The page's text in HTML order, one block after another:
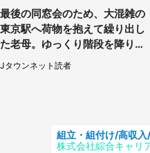
最後の同窓会のため、大混雑の
東京駅へ荷物を抱えて繰り出し
た老母。ゆっくり階段を降りて
たらスーツの男性が（東京都・
50代女性）
Jタウンネット読者
株式会社綜合キャリ